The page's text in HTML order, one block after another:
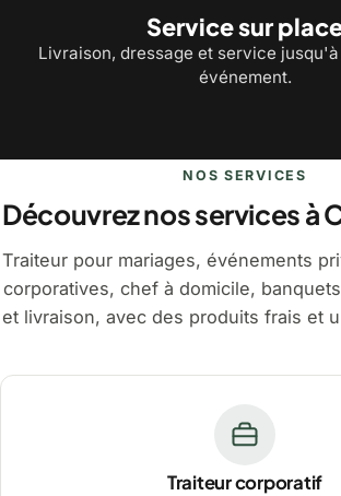
Service sur
Livraison, dressage et service
événement.
NOS SERVICES
Découvrez nos services à
Traiteur pour mariages, événements
corporatives, chef à domicile,
et livraison, avec des produits frais et
Traiteur corporatif